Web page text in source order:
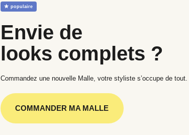
☆ populaire
Envie de
looks complets ?
Commandez une nouvelle Malle, votre styliste s’occupe de tout.
COMMANDER MA MALLE